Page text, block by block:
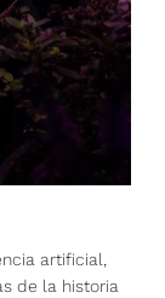
artificial,
de la historia